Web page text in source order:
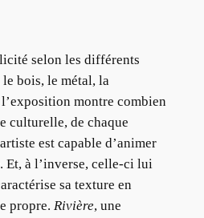
selon les différents
bois, le métal, la
montre combien
culturelle, de chaque
est capable d’animer
Et, à l’inverse, celle-ci lui
sa texture en
propre. Rivière, une